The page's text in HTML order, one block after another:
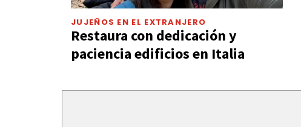
JUJEÑOS EN EL EXTRANJERO
Restaura con dedicación y
paciencia edificios en Italia